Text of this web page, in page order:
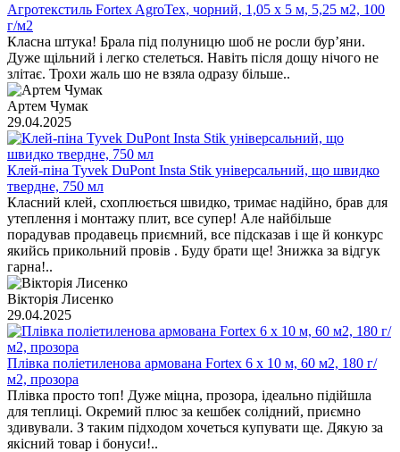
Агротекстиль Fortex AgroTex, чорний, 1,05 х 5 м, 5,25 м2, 100
г/м2
Класна штука! Брала під полуницю шоб не росли бур’яни.
Дуже щільний і легко стелеться. Навіть після дощу нічого не
злітає. Трохи жаль шо не взяла одразу більше..
Артем Чумак
29.04.2025
Клей-піна Tyvek DuPont Insta Stik універсальний, що швидко
твердне, 750 мл
Класний клей, схоплюється швидко, тримає надійно, брав для
утеплення і монтажу плит, все супер! Але найбільше
порадував продавець приємний, все підсказав і ще й конкурс
якийсь прикольний провів . Буду брати ще! Знижка за відгук
гарна!..
Вікторія Лисенко
29.04.2025
Плівка поліетиленова армована Fortex 6 x 10 м, 60 м2, 180 г/
м2, прозора
Плівка просто топ! Дуже міцна, прозора, ідеально підійшла
для теплиці. Окремий плюс за кешбек солідний, приємно
здивували. З таким підходом хочеться купувати ще. Дякую за
якісний товар і бонуси!..